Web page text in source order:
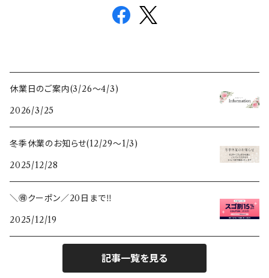
休業日のご案内(3/26〜4/3)
2026/3/25
冬季休業のお知らせ(12/29〜1/3)
2025/12/28
＼🉐クーポン／20日まで‼️
2025/12/19
記事一覧を見る